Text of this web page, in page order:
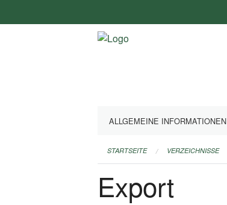
überspringen
ALLGEMEINE INFORMATIONEN
STARTSEITE VERZEICHNISSE
Export